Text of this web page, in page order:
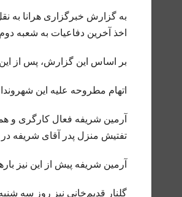
اخذ آخرین دفاعیات به شعبه
بر اساس این گزارش، پس از این
اتهام مطروحه علیه این
تفتیش منزل پدر آقای شریفه
آرمین شریفه پیش از این نیز